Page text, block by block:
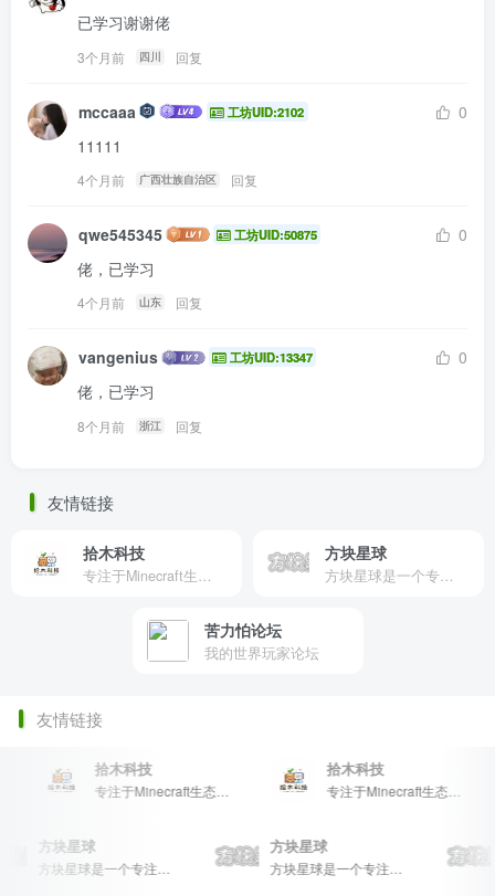
已学习谢谢佬
3个月前 四川 回复
mccaaa 工坊UID:2102
0
11111
4个月前 广西壮族自治区 回复
qwe545345 工坊UID:50875
0
佬，已学习
4个月前 山东 回复
vangenius 工坊UID:13347
0
佬，已学习
8个月前 浙江 回复
友情链接
拾木科技
专注于Minecraft生态建设
方块星球
方块星球是一个专注于我的世界的中文论坛，提供丰富的资源分享、玩家交流和创意展示，包括地图、皮肤、数据包等内容，打造Minecraft玩家的专属社区乐园！
苦力怕论坛
我的世界玩家论坛
友情链接
拾木科技
专注于Minecraft生态建设
拾木科技
专注于Minecraft生态建设
方块星球 方块星球